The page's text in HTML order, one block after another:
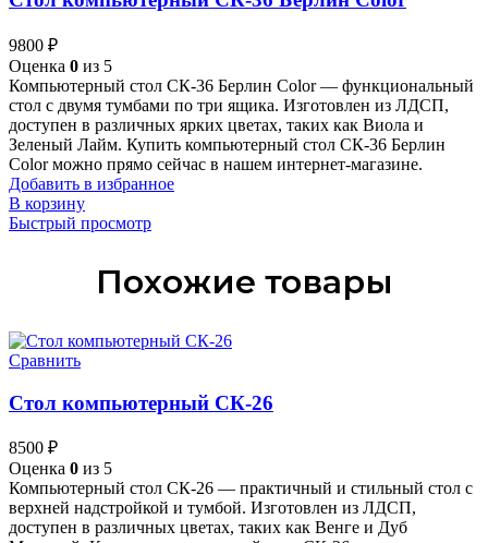
9800 ₽
Оценка 0 из 5
Компьютерный стол СК-36 Берлин Color — функциональный
стол с двумя тумбами по три ящика. Изготовлен из ЛДСП,
доступен в различных ярких цветах, таких как Виола и
Зеленый Лайм. Купить компьютерный стол СК-36 Берлин
Color можно прямо сейчас в нашем интернет-магазине.
Добавить в избранное
В корзину
Быстрый просмотр
Похожие товары
Сравнить
Стол компьютерный СК-26
8500 ₽
Оценка 0 из 5
Компьютерный стол СК-26 — практичный и стильный стол с
верхней надстройкой и тумбой. Изготовлен из ЛДСП,
доступен в различных цветах, таких как Венге и Дуб